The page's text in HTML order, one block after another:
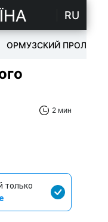
RU
ОРМУЗСКИЙ ПРОЛИВ
2 мин
только